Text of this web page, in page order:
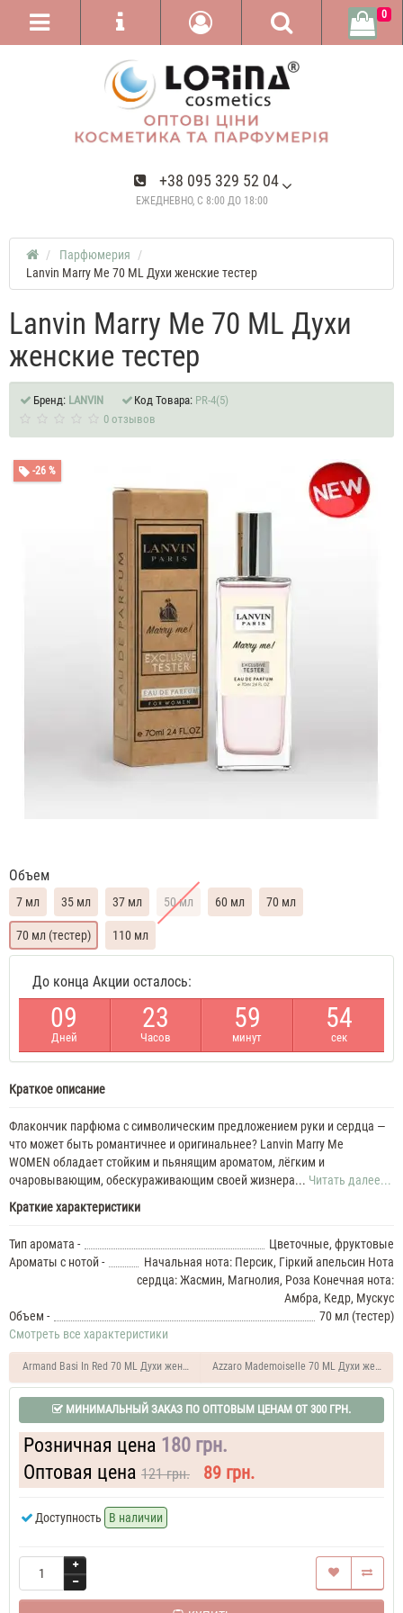
+38 095 329 52 04
ЕЖЕДНЕВНО, С 8:00 ДО 18:00
0
Парфюмерия
Lanvin Marry Me 70 ML Духи женские тестер
Lanvin Marry Me 70 ML Духи
женские тестер
Бренд: LANVIN Код Товара: PR-4(5)
0 отзывов
-26 %
Объем
7 мл 35 мл 37 мл 50 мл 60 мл 70 мл
70 мл (тестер)
110 мл
Marry
Me
женские
масляные
MLLanvin
Me
35
ML
Духи
Marry
37
ML
Lanvin
Marry
женские
MLLanvin
Marry
Me
60
Парфюм
Marry
70
До конца Акции осталось:
09
Дней
23
Часов
59
минут
54
сек
Краткое описание
Флакончик парфюма с символическим предложением руки и сердца —
что может быть романтичнее и оригинальнее? Lanvin Marry Me
WOMEN обладает стойким и пьянящим ароматом, лёгким и
очаровывающим, обескураживающим своей жизнера... Читать далее...
Краткие характеристики
Тип аромата -
Цветочные, фруктовые
Ароматы с нотой -
Начальная нота: Персик, Гіркий апельсин Нота
сердца: Жасмин, Магнолия, Роза Конечная нота:
Амбра, Кедр, Мускус
Объем -
70 мл (тестер)
Смотреть все характеристики
Armand Basi In Red 70 ML Духи женские тестерAzzaro Mademoiselle 70 ML Духи женские
МИНИМАЛЬНЫЙ ЗАКАЗ ПО ОПТОВЫМ ЦЕНАМ ОТ 300 ГРН.
Розничная цена 180 грн.
Оптовая цена 121 грн. 89 грн.
Доступность В наличии